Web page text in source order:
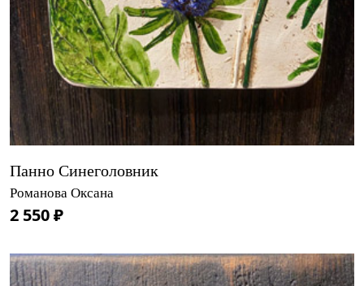
Панно Синеголовник
Романова Оксана
2 550 ₽